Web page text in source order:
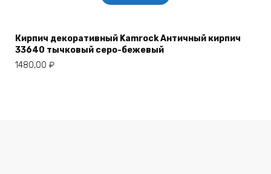
Кирпич декоративный Kamrock Античный кирпич
33640 тычковый серо-бежевый
1480,00 ₽